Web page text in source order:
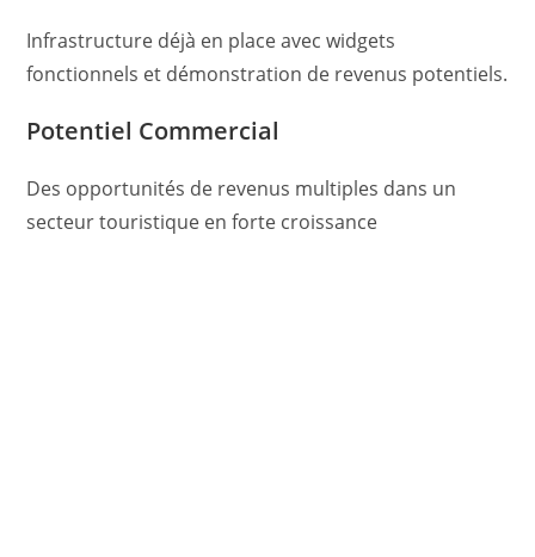
Infrastructure déjà en place avec widgets
fonctionnels et démonstration de revenus potentiels.
Potentiel Commercial
Des opportunités de revenus multiples dans un
secteur touristique en forte croissance